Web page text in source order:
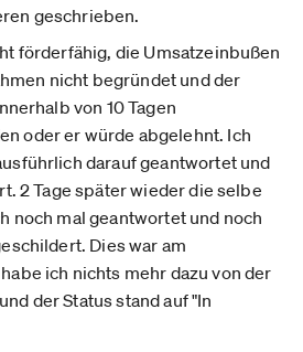
geschrieben.
förderfähig, die Umsatzeinbußen
nicht begründet und der
von 10 Tagen
oder er würde abgelehnt. Ich
darauf geantwortet und
2 Tage später wieder die selbe
noch mal geantwortet und noch
Dies war am
ich nichts mehr dazu von der
der Status stand auf "In